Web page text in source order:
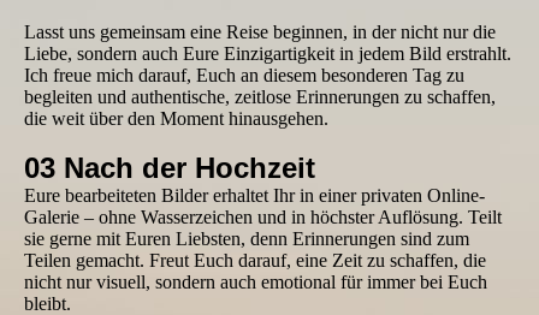
Lasst uns gemeinsam eine Reise beginnen, in der nicht nur die
Liebe, sondern auch Eure Einzigartigkeit in jedem Bild erstrahlt.
Ich freue mich darauf, Euch an diesem besonderen Tag zu
begleiten und authentische, zeitlose Erinnerungen zu schaffen,
die weit über den Moment hinausgehen.
03 Nach der Hochzeit
Eure bearbeiteten Bilder erhaltet Ihr in einer privaten Online-
Galerie – ohne Wasserzeichen und in höchster Auflösung. Teilt
sie gerne mit Euren Liebsten, denn Erinnerungen sind zum
Teilen gemacht. Freut Euch darauf, eine Zeit zu schaffen, die
nicht nur visuell, sondern auch emotional für immer bei Euch
bleibt.